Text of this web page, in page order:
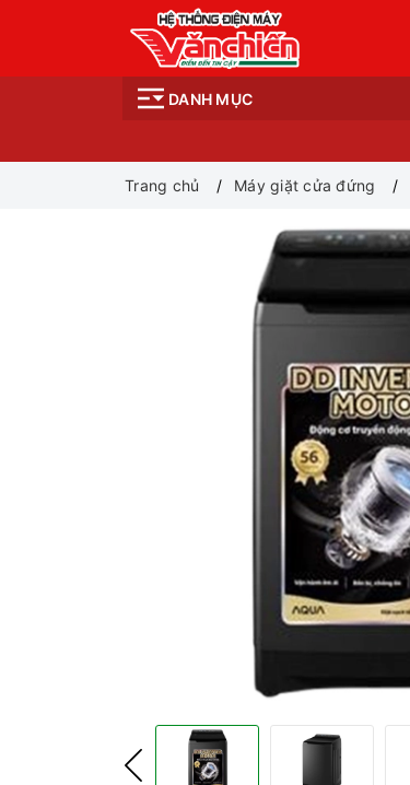
DANH MỤC
Trang chủ Máy giặt cửa đứng